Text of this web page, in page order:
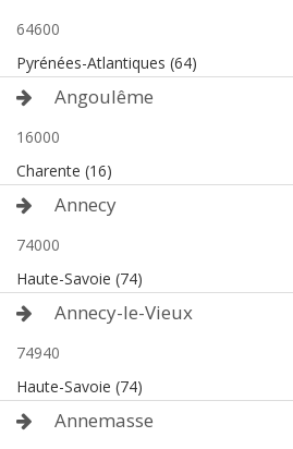
64600
Pyrénées-Atlantiques (64)
Angoulême
16000
Charente (16)
Annecy
74000
Haute-Savoie (74)
Annecy-le-Vieux
74940
Haute-Savoie (74)
Annemasse